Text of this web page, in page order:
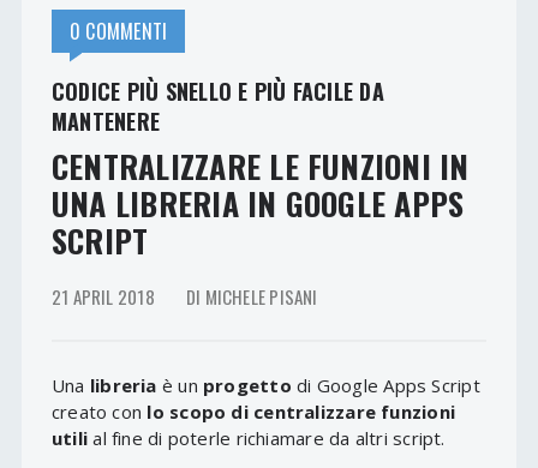
0 COMMENTI
CODICE PIÙ SNELLO E PIÙ FACILE DA
MANTENERE
CENTRALIZZARE LE FUNZIONI IN
UNA LIBRERIA IN GOOGLE APPS
SCRIPT
21 APRIL 2018 DI MICHELE PISANI
Una libreria è un progetto di Google Apps Script
creato con lo scopo di centralizzare funzioni
utili al fine di poterle richiamare da altri script.